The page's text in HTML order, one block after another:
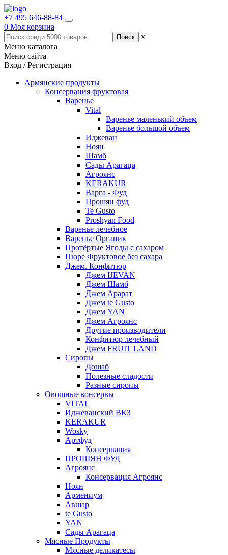
+7 495 646-88-84
0 Моя корзина
x
Меню каталога
Меню сайта
Вход / Регистрация
Армянские продукты
Консервация фруктовая
Варенье
Vital
Варенье маленький объем
Варенье большой объем
Иджеван
Ноян
Шамб
Сады Арагаца
Агроянс
KERAKUR
Варга - Фуд
Прошян фуд
Te Gusto
Proshyan Food
Варенье лечебное
Варенье Органик
Протёртые Ягоды с сахаром
Пюре Фруктовое без сахара
Джем. Конфитюр
Джем IJEVAN
Джем Шамб
Джем Арарат
Джем te Gusto
Джем YAN
Джем Агроянс
Другие производители
Конфитюр лечебный
Джем FRUIT LAND
Сиропы
Дошаб
Полезные сладости
Разные сиропы
Овощные консервы
VITAL
Иджеванский ВКЗ
KERAKUR
Wosky
Артфуд
Консервация
ПРОШЯН ФУД
Агроянс
Консервация Агроянс
Ноян
Армениум
Авшар
te Gusto
YAN
Сады Арагаца
Мясные Продукты
Мясные деликатесы